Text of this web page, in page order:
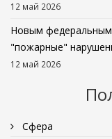
12 май 2026
Новым
"пожарные"
12 май 2026
Сфера